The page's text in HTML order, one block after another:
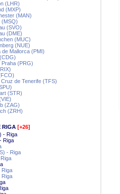
(LHR)
(MXP)
(MAN)
(MSQ)
(SVO)
(DME)
(MUC)
(NUE)
de Mallorca (PMI)
Praha (PRG)
de Tenerife (TFS)
(STR)
(ZAG)
(ZRH)
RIGA [+26]
- Riga
Riga
- Riga
Riga
Riga